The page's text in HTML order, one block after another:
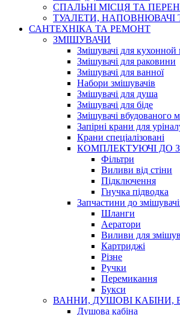
СПАЛЬНІ МІСЦЯ ТА
ТУАЛЕТИ, НАПОВНЮВАЧІ
САНТЕХНІКА ТА РЕМОНТ
ЗМІШУВАЧИ
Змішувачі для
Змішувачі для раковини
Змішувачі для ванної
Набори змішувачів
Змішувачі для душа
Змішувачі для біде
Змішувачі вбудованого
Запірні крани для
Крани спеціалізовані
КОМПЛЕКТУЮЧІ ДО
Фільтри
Виливи від стіни
Підключення
Гнучка підводка
Запчастини до
Шланги
Аератори
Виливи для
Картриджі
Різне
Ручки
Перемикання
Букси
ВАННИ, ДУШОВІ КАБІНИ,
Душова кабіна